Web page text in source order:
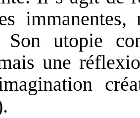
immanentes,
Son utopie
une